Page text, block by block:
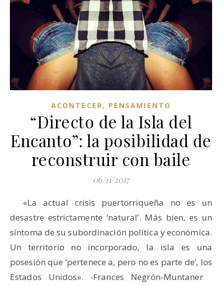
ACONTECER, PENSAMIENTO
“Directo de la Isla del
Encanto”: la posibilidad de
reconstruir con baile
06/11/2017
«La actual crisis puertorriqueña no es un
desastre estrictamente ‘natural’. Más bien, es un
síntoma de su subordinación política y económica.
Un territorio no incorporado, la isla es una
posesión que ‘pertenece a, pero no es parte de’, los
Estados Unidos». -Frances Negrón-Muntaner